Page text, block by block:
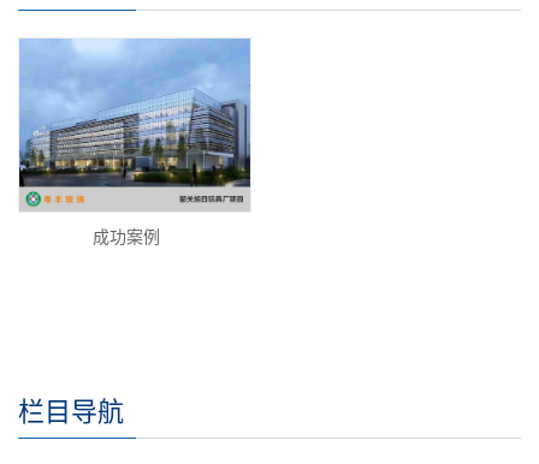
成功案例
栏目导航